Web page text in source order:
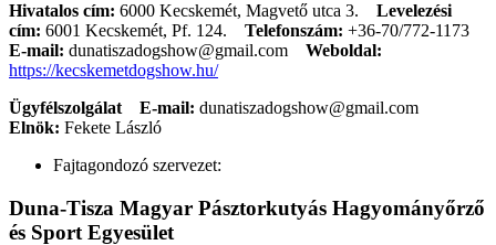
Hivatalos cím: 6000 Kecskemét, Magvető utca 3. Levelezési
cím: 6001 Kecskemét, Pf. 124. Telefonszám: +36-70/772-1173
E-mail: dunatiszadogshow@gmail.com
Weboldal:
https://kecskemetdogshow.hu/
Ügyfélszolgálat
E-mail: dunatiszadogshow@gmail.com
Elnök: Fekete László
Fajtagondozó szervezet:
Duna-Tisza Magyar Pásztorkutyás Hagyományőrző
és Sport Egyesület